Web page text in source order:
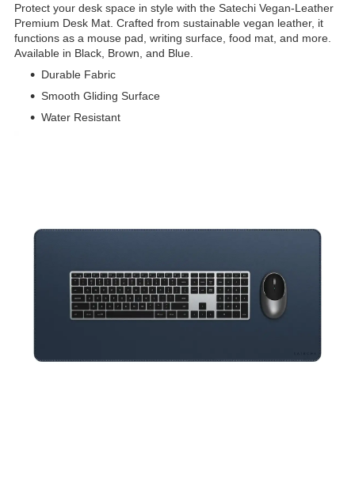
Protect your desk space in style with the Satechi Vegan-Leather
Premium Desk Mat. Crafted from sustainable vegan leather, it
functions as a mouse pad, writing surface, food mat, and more.
Available in Black, Brown, and Blue.
Durable Fabric
Smooth Gliding Surface
Water Resistant